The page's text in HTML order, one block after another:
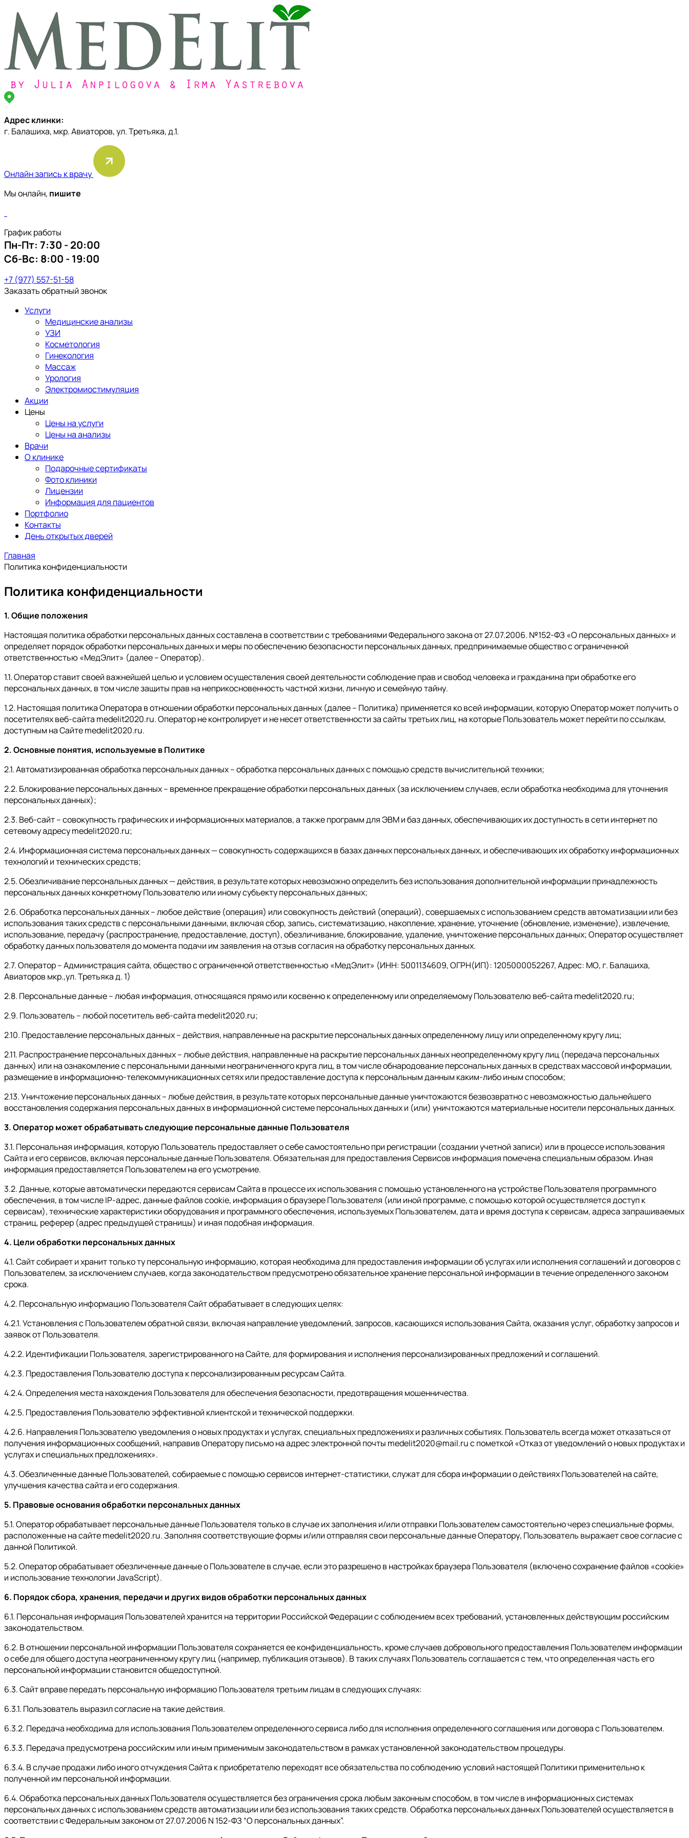
Адрес клинки:
г. Балашиха, мкр. Авиаторов, ул. Третьяка, д.1.
Онлайн запись к врачу
Мы онлайн, пишите
График работы
Пн-Пт: 7:30 - 20:00
Сб-Вс: 8:00 - 19:00
+7 (977) 557-51-58
Заказать обратный звонок
Услуги
Медицинские анализы
УЗИ
Косметология
Гинекология
Массаж
Урология
Электромиостимуляция
Акции
Цены
Цены на услуги
Цены на анализы
Врачи
О клинике
Подарочные сертификаты
Фото клиники
Лицензии
Информация для пациентов
Портфолио
Контакты
День открытых дверей
Главная
Политика конфиденциальности
Политика конфиденциальности
1. Общие положения
Настоящая политика обработки персональных данных составлена в соответствии с требованиями Федерального закона от 27.07.2006. №152-ФЗ «О персональных данных» и
определяет порядок обработки персональных данных и меры по обеспечению безопасности персональных данных, предпринимаемые общество с ограниченной
ответственностью «МедЭлит» (далее – Оператор).
1.1. Оператор ставит своей важнейшей целью и условием осуществления своей деятельности соблюдение прав и свобод человека и гражданина при обработке его
персональных данных, в том числе защиты прав на неприкосновенность частной жизни, личную и семейную тайну.
1.2. Настоящая политика Оператора в отношении обработки персональных данных (далее – Политика) применяется ко всей информации, которую Оператор может получить о
посетителях веб-сайта medelit2020.ru. Оператор не контролирует и не несет ответственности за сайты третьих лиц, на которые Пользователь может перейти по ссылкам,
доступным на Сайте medelit2020.ru.
2. Основные понятия, используемые в Политике
2.1. Автоматизированная обработка персональных данных – обработка персональных данных с помощью средств вычислительной техники;
2.2. Блокирование персональных данных – временное прекращение обработки персональных данных (за исключением случаев, если обработка необходима для уточнения
персональных данных);
2.3. Веб-сайт – совокупность графических и информационных материалов, а также программ для ЭВМ и баз данных, обеспечивающих их доступность в сети интернет по
сетевому адресу medelit2020.ru;
2.4. Информационная система персональных данных — совокупность содержащихся в базах данных персональных данных, и обеспечивающих их обработку информационных
технологий и технических средств;
2.5. Обезличивание персональных данных — действия, в результате которых невозможно определить без использования дополнительной информации принадлежность
персональных данных конкретному Пользователю или иному субъекту персональных данных;
2.6. Обработка персональных данных – любое действие (операция) или совокупность действий (операций), совершаемых с использованием средств автоматизации или без
использования таких средств с персональными данными, включая сбор, запись, систематизацию, накопление, хранение, уточнение (обновление, изменение), извлечение,
использование, передачу (распространение, предоставление, доступ), обезличивание, блокирование, удаление, уничтожение персональных данных; Оператор осуществляет
обработку данных пользователя до момента подачи им заявления на отзыв согласия на обработку персональных данных.
2.7. Оператор – Администрация сайта, общество с ограниченной ответственностью «МедЭлит» (ИНН: 5001134609, ОГРН(ИП): 1205000052267, Адрес: МО, г. Балашиха,
Авиаторов мкр.,ул. Третьяка д. 1)
2.8. Персональные данные – любая информация, относящаяся прямо или косвенно к определенному или определяемому Пользователю веб-сайта medelit2020.ru;
2.9. Пользователь – любой посетитель веб-сайта medelit2020.ru;
2.10. Предоставление персональных данных – действия, направленные на раскрытие персональных данных определенному лицу или определенному кругу лиц;
2.11. Распространение персональных данных – любые действия, направленные на раскрытие персональных данных неопределенному кругу лиц (передача персональных
данных) или на ознакомление с персональными данными неограниченного круга лиц, в том числе обнародование персональных данных в средствах массовой информации,
размещение в информационно-телекоммуникационных сетях или предоставление доступа к персональным данным каким-либо иным способом;
2.13. Уничтожение персональных данных – любые действия, в результате которых персональные данные уничтожаются безвозвратно с невозможностью дальнейшего
восстановления содержания персональных данных в информационной системе персональных данных и (или) уничтожаются материальные носители персональных данных.
3. Оператор может обрабатывать следующие персональные данные Пользователя
3.1. Персональная информация, которую Пользователь предоставляет о себе самостоятельно при регистрации (создании учетной записи) или в процессе использования
Сайта и его сервисов, включая персональные данные Пользователя. Обязательная для предоставления Сервисов информация помечена специальным образом. Иная
информация предоставляется Пользователем на его усмотрение.
3.2. Данные, которые автоматически передаются сервисам Сайта в процессе их использования с помощью установленного на устройстве Пользователя программного
обеспечения, в том числе IP-адрес, данные файлов cookie, информация о браузере Пользователя (или иной программе, с помощью которой осуществляется доступ к
сервисам), технические характеристики оборудования и программного обеспечения, используемых Пользователем, дата и время доступа к сервисам, адреса запрашиваемых
страниц, реферер (адрес предыдущей страницы) и иная подобная информация.
4. Цели обработки персональных данных
4.1. Сайт собирает и хранит только ту персональную информацию, которая необходима для предоставления информации об услугах или исполнения соглашений и договоров с
Пользователем, за исключением случаев, когда законодательством предусмотрено обязательное хранение персональной информации в течение определенного законом
срока.
4.2. Персональную информацию Пользователя Сайт обрабатывает в следующих целях:
4.2.1. Установления с Пользователем обратной связи, включая направление уведомлений, запросов, касающихся использования Сайта, оказания услуг, обработку запросов и
заявок от Пользователя.
4.2.2. Идентификации Пользователя, зарегистрированного на Сайте, для формирования и исполнения персонализированных предложений и соглашений.
4.2.3. Предоставления Пользователю доступа к персонализированным ресурсам Сайта.
4.2.4. Определения места нахождения Пользователя для обеспечения безопасности, предотвращения мошенничества.
4.2.5. Предоставления Пользователю эффективной клиентской и технической поддержки.
4.2.6. Направления Пользователю уведомления о новых продуктах и услугах, специальных предложениях и различных событиях. Пользователь всегда может отказаться от
получения информационных сообщений, направив Оператору письмо на адрес электронной почты medelit2020@mail.ru с пометкой «Отказ от уведомлений о новых продуктах и
услугах и специальных предложениях».
4.3. Обезличенные данные Пользователей, собираемые с помощью сервисов интернет-статистики, служат для сбора информации о действиях Пользователей на сайте,
улучшения качества сайта и его содержания.
5. Правовые основания обработки персональных данных
5.1. Оператор обрабатывает персональные данные Пользователя только в случае их заполнения и/или отправки Пользователем самостоятельно через специальные формы,
расположенные на сайте medelit2020.ru. Заполняя соответствующие формы и/или отправляя свои персональные данные Оператору, Пользователь выражает свое согласие с
данной Политикой.
5.2. Оператор обрабатывает обезличенные данные о Пользователе в случае, если это разрешено в настройках браузера Пользователя (включено сохранение файлов «cookie»
и использование технологии JavaScript).
6. Порядок сбора, хранения, передачи и других видов обработки персональных данных
6.1. Персональная информация Пользователей хранится на территории Российской Федерации с соблюдением всех требований, установленных действующим российским
законодательством.
6.2. В отношении персональной информации Пользователя сохраняется ее конфиденциальность, кроме случаев добровольного предоставления Пользователем информации
о себе для общего доступа неограниченному кругу лиц (например, публикация отзывов). В таких случаях Пользователь соглашается с тем, что определенная часть его
персональной информации становится общедоступной.
6.3. Сайт вправе передать персональную информацию Пользователя третьим лицам в следующих случаях:
6.3.1. Пользователь выразил согласие на такие действия.
6.3.2. Передача необходима для использования Пользователем определенного сервиса либо для исполнения определенного соглашения или договора с Пользователем.
6.3.3. Передача предусмотрена российским или иным применимым законодательством в рамках установленной законодательством процедуры.
6.3.4. В случае продажи либо иного отчуждения Сайта к приобретателю переходят все обязательства по соблюдению условий настоящей Политики применительно к
полученной им персональной информации.
6.4. Обработка персональных данных Пользователя осуществляется без ограничения срока любым законным способом, в том числе в информационных системах
персональных данных с использованием средств автоматизации или без использования таких средств. Обработка персональных данных Пользователей осуществляется в
соответствии с Федеральным законом от 27.07.2006 N 152-ФЗ “О персональных данных”.